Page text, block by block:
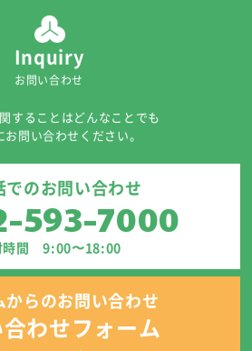
Inquiry
お問い合わせ
することはどんなことでも
お問い合わせください。
でのお問い合わせ
593-7000
時間 9:00〜18:00
からのお問い合わせ
わせフォーム